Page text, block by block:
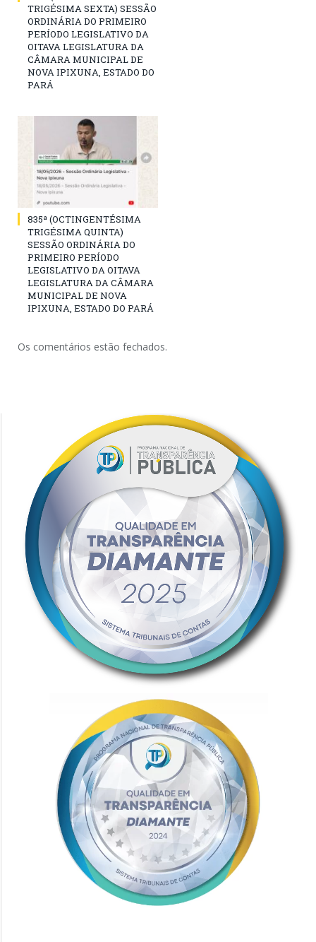
TRIGÉSIMA SEXTA) SESSÃO
ORDINÁRIA DO PRIMEIRO
PERÍODO LEGISLATIVO DA
OITAVA LEGISLATURA DA
CÂMARA MUNICIPAL DE
NOVA IPIXUNA, ESTADO DO
PARÁ
835ª (OCTINGENTÉSIMA
TRIGÉSIMA QUINTA)
SESSÃO ORDINÁRIA DO
PRIMEIRO PERÍODO
LEGISLATIVO DA OITAVA
LEGISLATURA DA CÂMARA
MUNICIPAL DE NOVA
IPIXUNA, ESTADO DO PARÁ
Os comentários estão fechados.